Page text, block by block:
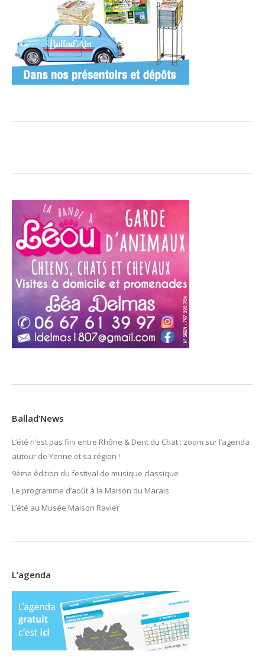
Ballad’News
L’été n’est pas fini entre Rhône & Dent du Chat : zoom sur l’agenda
autour de Yenne et sa région !
9ème édition du festival de musique classique
Le programme d’août à la Maison du Marais
L’été au Musée Maison Ravier
L’agenda